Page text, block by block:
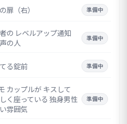
扉（右） 準備中
の レベルアップ通知
の人
準備中
る錠前 準備中
カップルが キスして
く座っている 独身男性
雰囲気
準備中